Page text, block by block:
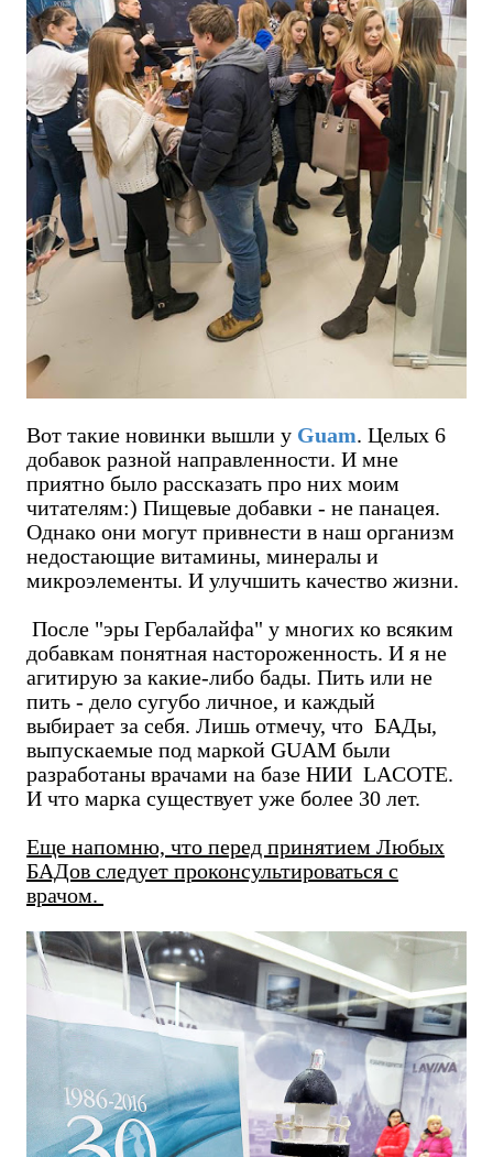
Вот такие новинки вышли у Guam. Целых 6
добавок разной направленности. И мне
приятно было рассказать про них моим
читателям:) Пищевые добавки - не панацея.
Однако они могут привнести в наш организм
недостающие витамины, минералы и
микроэлементы. И улучшить качество жизни.
После "эры Гербалайфа" у многих ко всяким
добавкам понятная настороженность. И я не
агитирую за какие-либо бады. Пить или не
пить - дело сугубо личное, и каждый
выбирает за себя. Лишь отмечу, что БАДы,
выпускаемые под маркой GUAM были
разработаны врачами на базе НИИ LACOTE.
И что марка существует уже более 30 лет.
Еще напомню, что перед принятием Любых
БАДов следует проконсультироваться с
врачом.